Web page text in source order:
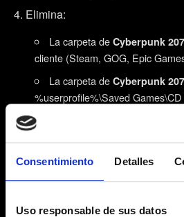
Consentimiento Detalles
Uso responsable de sus datos
Elimina:
La carpeta deCyberpunk
cliente (Steam, GOG, Epic
La carpeta deCyberpunk
%userprofile%\Saved
Si no puedes ver la carpeta